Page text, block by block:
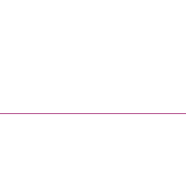
1800 р